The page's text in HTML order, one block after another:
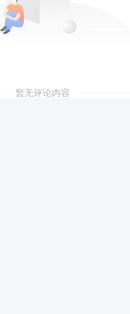
暂无评论内容